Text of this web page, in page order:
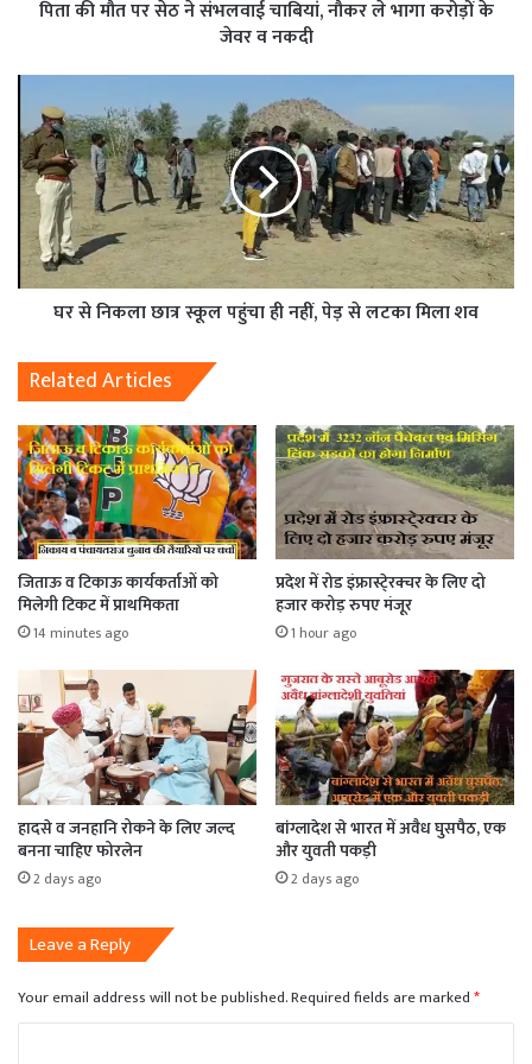
पिता की मौत पर सेठ ने संभलवाई चाबियां, नौकर ले भागा करोड़ों के
जेवर व नकदी
घर से निकला छात्र स्कूल पहुंचा ही नहीं, पेड़ से लटका मिला शव
Related Articles
जिताऊ व टिकाऊ कार्यकर्ताओं को
मिलेगी टिकट में प्राथमिकता
14 minutes ago
प्रदेश में रोड इंफ्रास्टे्रक्चर के लिए दो
हजार करोड़ रुपए मंजूर
1 hour ago
हादसे व जनहानि रोकने के लिए जल्द
बनना चाहिए फोरलेन
2 days ago
बांग्लादेश से भारत में अवैध घुसपैठ, एक
और युवती पकड़ी
2 days ago
Leave a Reply
Your email address will not be published.Required fields are marked*